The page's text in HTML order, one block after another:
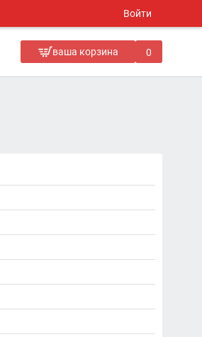
Войти
ваша корзина 0